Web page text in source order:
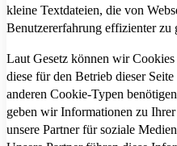
kleine Textdateien, die von
Benutzererfahrung effizienter zu
Laut Gesetz können wir
diese für den Betrieb dieser
anderen Cookie-Typen
geben wir Informationen zu
unsere Partner für soziale